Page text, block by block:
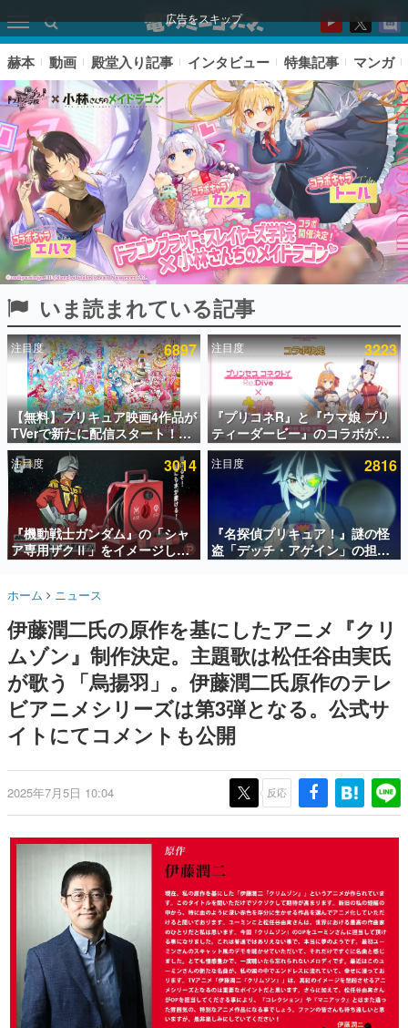
広告をスキップ
ピックアップ
電ファミのいま読まれている記事ランキング
アプリセール情報
インタビュー
連載・特集一覧
殿堂入り記事
SNS拡散数が数千以上！ ページビュー数万以上！ などな
ど。多くの人々に読まれた、電ファミ渾身の“殿堂入り”記
事をまとめました。
名作ゲームクリエイターの方々に製作時のエピソードをお
きます。
赫本
この物語を解いてはいけない。『赫本』は、〈試験問題〉
の形をした短編ホラー小説集です。
新世代に訊く
これからのデジタルゲーム市場を担う若きクリエイター達
ゲーム世代の作家たち
ゲームに多大な影響を受けた作家さんに取材し、ゲームが
画です。
日本モバイルゲーム産業史
日本のモバイルゲーム史における主要なトピック・タイト
ルを網羅するほか、開発者へのインタビューや識者による
解説を掲載。約20年の歴史が一望できる決定版！
若ゲのいたり〜ゲームクリエイターの青春〜
『うつヌケ』『ペンと箸』等で知られるマンガ家・田中圭
一先生によるゲーム業界レポートマンガです。
なんでゲームは面白い？
赫本 動画 殿堂入り記事 インタビュー 特集記事 マンガ
いま読まれている記事
注目度 6897
【無料】プリキュア映画4作品が
TVerで新たに配信スタート！な
んと2018年～2024年の映画ほぼ
すべてが見放題に、ぶっちゃけ
ありえないラインナップ
注目度 3223
『プリコネR』と『ウマ娘 プリ
ティーダービー』のコラボが決
定！“最大170連無料”の8.5周年
キャンペーンなども発表
注目度 3014
『機動戦士ガンダム』の「シャ
ア専用ザクⅡ」をイメージした
散水ホースリールが予約開始。
ークやジオン公国軍のエンブレ
ム、型式番号などを配置
注目度 2816
『名探偵プリキュア！』謎の怪
盗「デッチ・アゲイン」の担当
キャストは天﨑滉平さんと判
ホーム ニュース
伊藤潤二氏の原作を基にしたアニメ『クリ
ムゾン』制作決定。主題歌は松任谷由実氏
が歌う「烏揚羽」。伊藤潤二氏原作のテレ
ビアニメシリーズは第3弾となる。公式サ
イトにてコメントも公開
2025年7月5日 10:04 反応